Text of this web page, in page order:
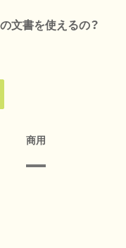
文書を使えるの？
商用